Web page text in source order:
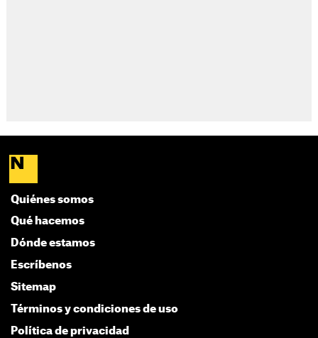
Quiénes somos
Qué hacemos
Dónde estamos
Escríbenos
Sitemap
Términos y condiciones de uso
Política de privacidad